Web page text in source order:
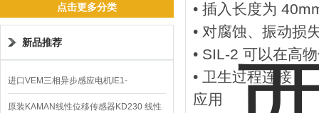
点击更多分类
新品推荐
进口VEM三相异步感应电机IE1-
K21R80G4马达
原装KAMAN线性位移传感器KD230 线性
• 插入长度为
• 对腐蚀、振动损
• SIL-2 可以在高
• 卫生过程连接
应用